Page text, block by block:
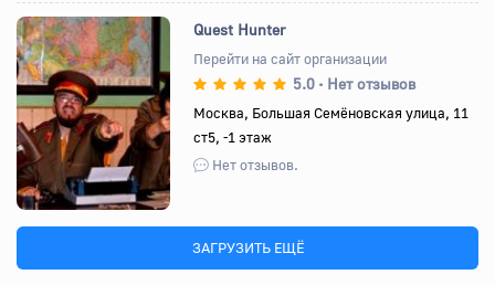
Назад Вперед
Quest Hunter
Перейти на сайт организации
5.0 • Нет отзывов
Москва, Большая Семёновская улица, 11
ст5, -1 этаж
Нет отзывов.
ЗАГРУЗИТЬ ЕЩЁ